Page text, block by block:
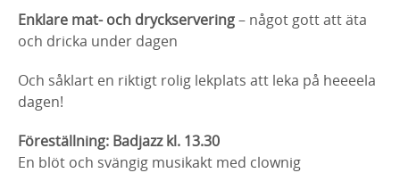
Enklare mat- och dryckservering– något gott att äta
och dricka under dagen
Och såklart en riktigt rolig lekplats att leka på heeeela
dagen!
Föreställning: Badjazz kl. 13.30
En blöt och svängig musikakt med clownig